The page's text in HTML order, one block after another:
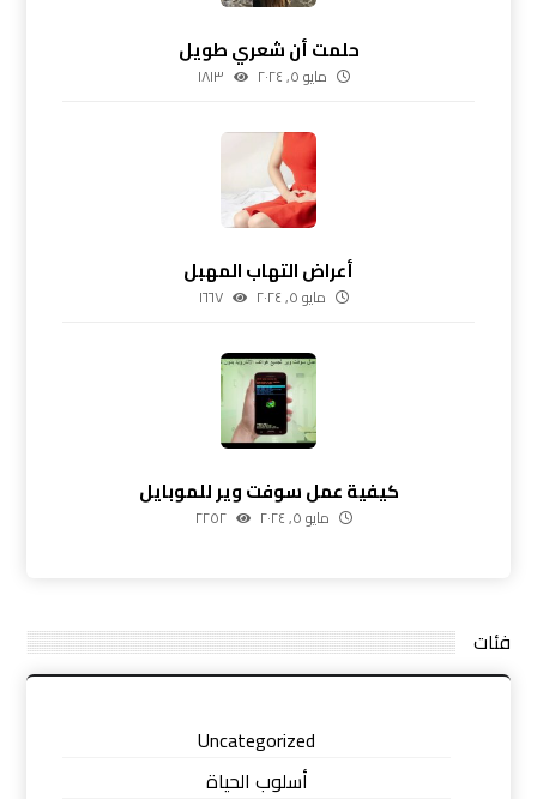
حلمت أن شعري طويل
مايو ٥, ٢٠٢٤ ١٨١٣
أعراض التهاب المهبل
مايو ٥, ٢٠٢٤ ١٦٦٧
كيفية عمل سوفت وير للموبايل
مايو ٥, ٢٠٢٤ ٢٢٥٢
فئات
Uncategorized
أسلوب الحياة